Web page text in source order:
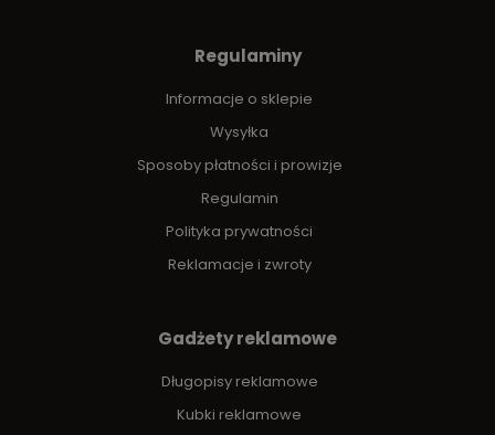
Regulaminy
Informacje o sklepie
Wysyłka
Sposoby płatności i prowizje
Regulamin
Polityka prywatności
Reklamacje i zwroty
Gadżety reklamowe
Długopisy reklamowe
Kubki reklamowe